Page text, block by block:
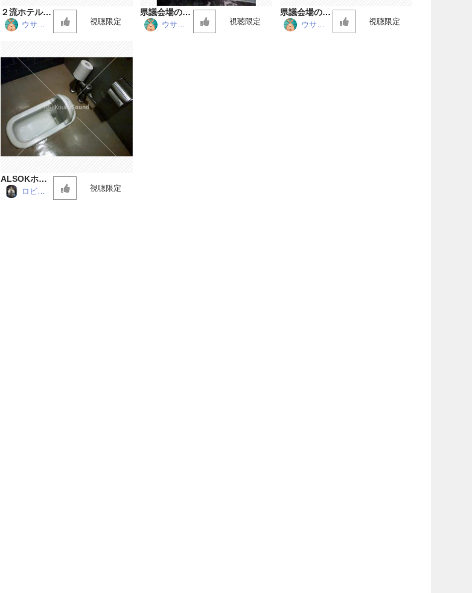
２流ホテルの
洋式トイレ
ウサビ
視聴限定
県議会場の小
便器 ウサビ
視聴限定
県議会場の和
式トイレウサビ
視聴限定
ALSOKホー
ルのトイレ
ロビン
視聴限定